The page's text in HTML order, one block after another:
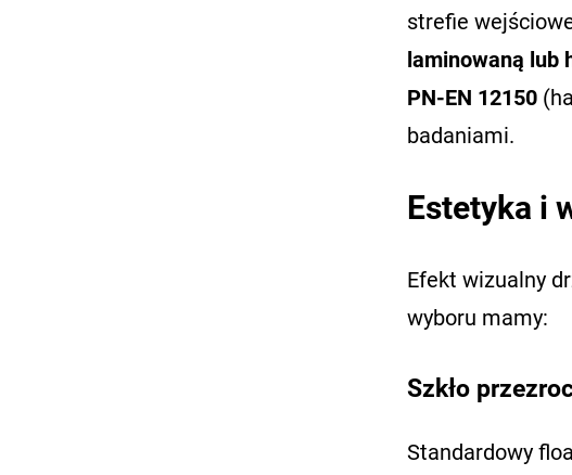
strefie
laminowaną lub
PN-EN 12150
badaniami.
Estetyka i
Efekt wizualny
wyboru mamy:
Szkło
Standardowy